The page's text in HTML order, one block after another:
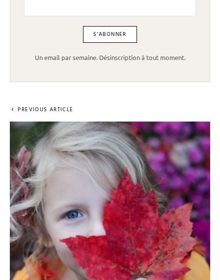
Un email par semaine. Désinscription à tout moment.
PREVIOUS ARTICLE